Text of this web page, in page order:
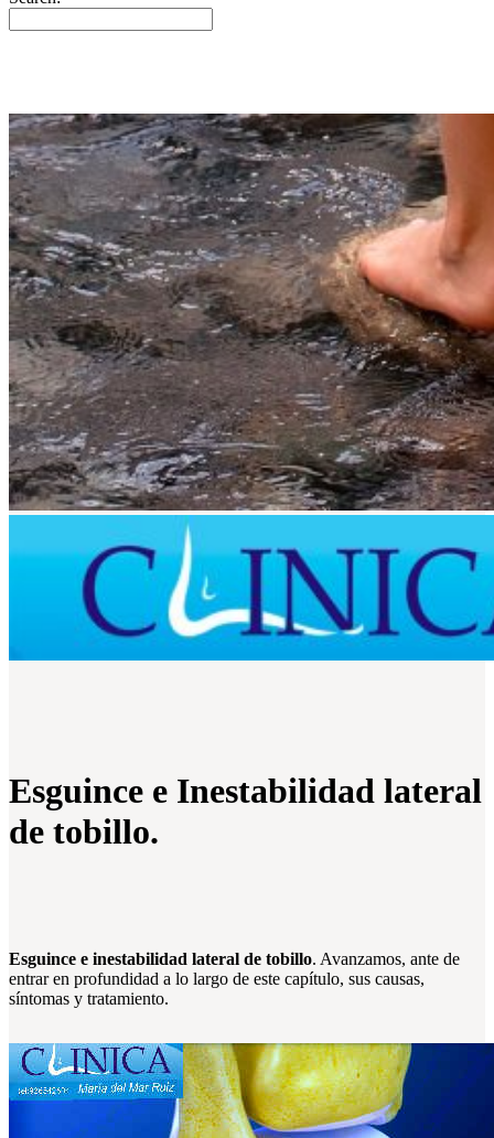
Esguince e Inestabilidad lateral
de tobillo.
Esguince e inestabilidad lateral de tobillo. Avanzamos, ante de
entrar en profundidad a lo largo de este capítulo, sus causas,
síntomas y tratamiento.